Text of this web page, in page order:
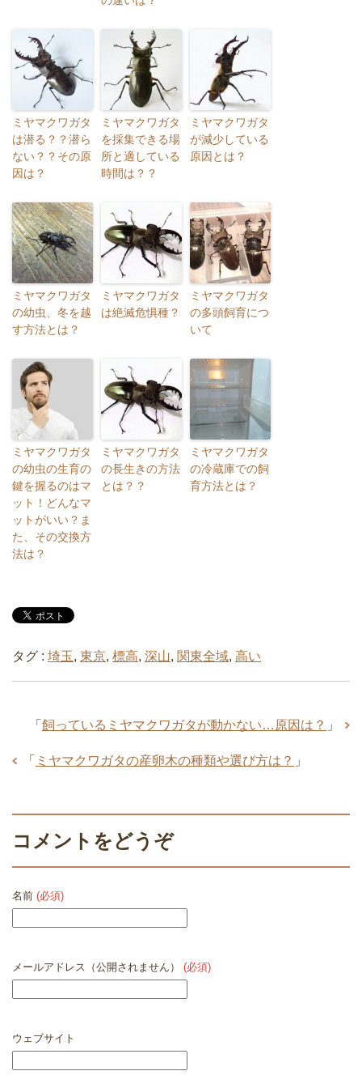
ミヤマクワガタ
は潜る？？潜ら
ない？？その原
因は？
ミヤマクワガタ
を採集できる場
所と適している
時間は？？
ミヤマクワガタ
が減少している
原因とは？
ミヤマクワガタ
の幼虫、冬を越
す方法とは？
ミヤマクワガタ
は絶滅危惧種？
ミヤマクワガタ
の多頭飼育につ
いて
ミヤマクワガタ
の幼虫の生育の
鍵を握るのはマ
ット！どんなマ
ットがいい？ま
た、その交換方
法は？
ミヤマクワガタ
の長生きの方法
とは？？
ミヤマクワガタ
の冷蔵庫での飼
育方法とは？
タグ : 埼玉, 東京, 標高, 深山, 関東全域, 高い
「 飼っているミヤマクワガタが動かない…原因は？ 」
「 ミヤマクワガタの産卵木の種類や選び方は？ 」
コメントをどうぞ
名前 (必須)
メールアドレス（公開されません） (必須)
ウェブサイト